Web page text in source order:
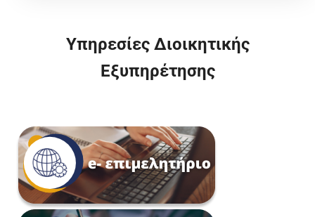
Υπηρεσίες Διοικητικής
Εξυπηρέτησης